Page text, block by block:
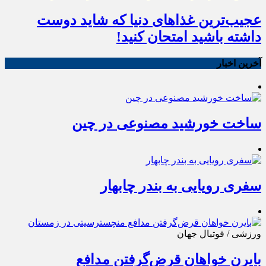
عجیب‌ترین غذاهای دنیا که شاید دوست
داشته باشید امتحان کنید!
آخرین اخبار
ساخت خورشید مصنوعی در چین
سفری رویایی به بندر چابهار
ورزشی / فوتبال جهان
بایرن خواهان قرض‌گرفتن مدافع